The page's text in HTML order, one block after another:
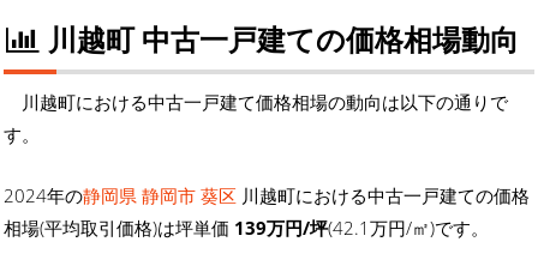
川越町 中古一戸建ての価格相場動向
川越町における中古一戸建て価格相場の動向は以下の通りで
す。
2024年の静岡県 静岡市 葵区 川越町における中古一戸建ての価格
相場(平均取引価格)は坪単価 139万円/坪(42.1万円/㎡)です。